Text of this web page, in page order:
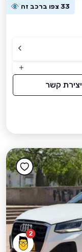
33 צפו ברכב זה
יצירת קשר
2